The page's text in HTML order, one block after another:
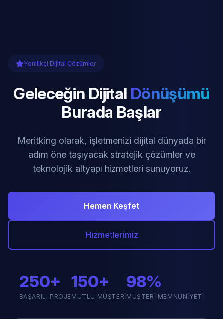
Yenilikçi Dijital Çözümler
Geleceğin Dijital Dönüşümü
Burada Başlar
Meritking olarak, işletmenizi dijital dünyada bir
adım öne taşıyacak stratejik çözümler ve
teknolojik altyapı hizmetleri sunuyoruz.
Hemen Keşfet
Hizmetlerimiz
250+
BAŞARILI PROJE
150+
MUTLU MÜŞTERI
98%
MÜŞTERI MEMNUNIYETI